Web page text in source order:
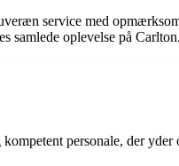
service med
samlede oplevelse på Carlton.
personale, der